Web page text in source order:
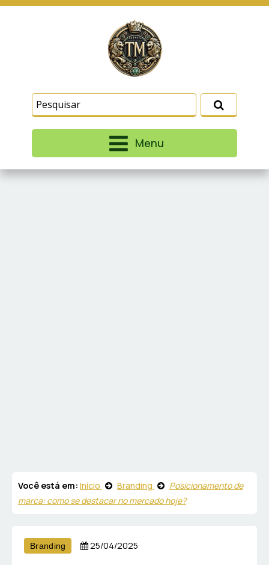
Menu
Você está em: Início Branding
Posicionamento de
marca: como se destacar no mercado hoje?
Branding 25/04/2025
similares para lembrar e entender como você usa
nosso site, analisar seu uso de nossos produtos
e serviços, ajudar com nossos esforços de
marketing e fornecer conteúdo de terceiros. Leia
Termos e CondiçõesePolítica de